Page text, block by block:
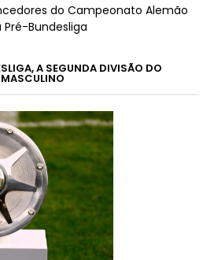
do Campeonato Alemão
Pré-Bundesliga
A SEGUNDA DIVISÃO DO